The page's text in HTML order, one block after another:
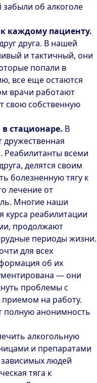
об алкоголе
каждому пациенту.
друга. В нашей
и тактичный, они
попали в
все еще остаются
врачи работают
свою собственную
стационаре. В
дружественная
Реабилитанты всеми
делятся своим
болезненную тягу к
лечение от
Многие наши
курса реабилитации
продолжают
периоды жизни.
для всех
об их
— они
проблемы с
на работу.
полную анонимность
алкогольную
и препаратами
людей
тяга к